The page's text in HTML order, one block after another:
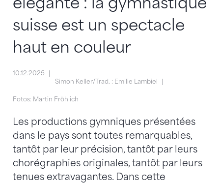
suisse est un spectacle
haut en couleur
10.12.2025
Simon Keller/Trad. : Emilie Lambiel
Fotos: Martin Fröhlich
Les productions gymniques présentées
dans le pays sont toutes remarquables,
tantôt par leur précision, tantôt par leurs
chorégraphies originales, tantôt par leurs
tenues extravagantes. Dans cette